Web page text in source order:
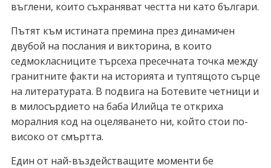
въглени, които съхраняват честта ни като българи.
Пътят към истината премина през динамичен
двубой на послания и викторина, в които
седмокласниците търсеха пресечната точка между
гранитните факти на историята и туптящото сърце
на литературата. В подвига на Ботевите четници и
в милосърдието на баба Илийца те откриха
моралния код на оцеляването ни, който стои по-
високо от смъртта.
Един от най-въздействащите моменти бе